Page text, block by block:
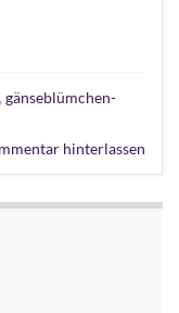
, gänseblümchen-
hinterlassen